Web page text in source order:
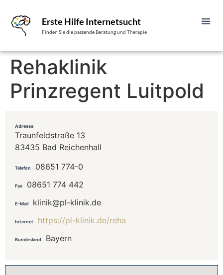
Erste Hilfe Internetsucht
Finden Sie die passende Beratung und Therapie
Rehaklinik
Prinzregent Luitpold
Adresse
Traunfeldstraße 13
83435 Bad Reichenhall
Telefon 08651 774-0
Fax 08651 774 442
E-Mail klinik@pl-klinik.de
Internet https://pl-klinik.de/reha
Bundesland Bayern